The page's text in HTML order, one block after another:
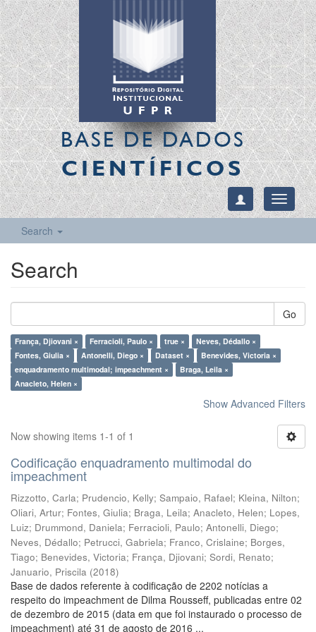
BASE DE DADOS
CIENTÍFICOS
Toggle
Search
Search
Go
França, Djiovani × Ferracioli, Paulo × true ×
Neves, Dédallo ×
Fontes, Giulia ×
Antonelli, Diego × Dataset ×
Benevides, Victoria ×
enquadramento multimodal; impeachment ×
Braga, Leila ×
Anacleto, Helen ×
Show Advanced Filters
Now showing items 1-1 of 1
Codificação enquadramento multimodal do
impeachment
Rizzotto, Carla; Prudencio, Kelly; Sampaio, Rafael; Kleina, Nilton;
Oliari, Artur; Fontes, Giulia; Braga, Leila; Anacleto, Helen; Lopes,
Luiz; Drummond, Daniela; Ferracioli, Paulo; Antonelli, Diego;
Neves, Dédallo; Petrucci, Gabriela; Franco, Crislaine; Borges,
Tiago; Benevides, Victoria; França, Djiovani; Sordi, Renato;
Januario, Priscila (2018)
Base de dados referente à codificação de 2202 notícias a
respeito do impeachment de Dilma Rousseff, publicadas entre 02
de dezembro de 2015 (data em que foi instaurado o processo de
impeachment) até 31 de agosto de 2016 ...